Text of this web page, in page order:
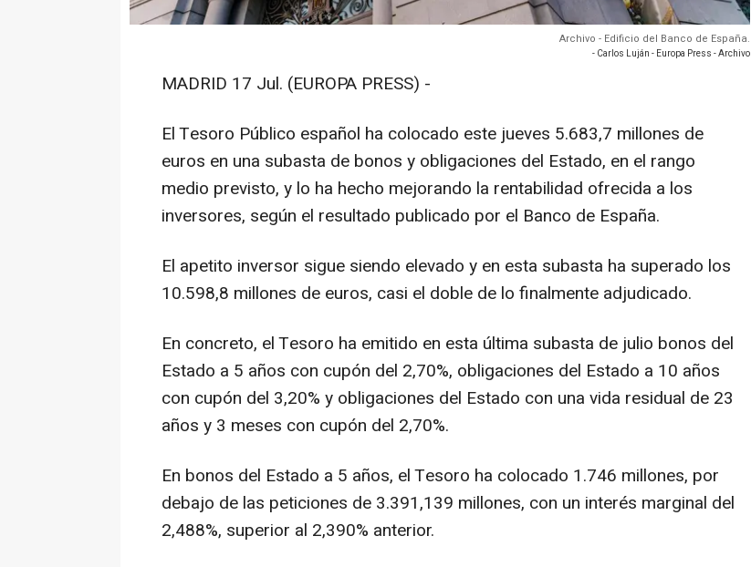
Archivo - Edificio del Banco de España.
- Carlos Luján - Europa Press - Archivo
MADRID 17 Jul. (EUROPA PRESS) -
El Tesoro Público español ha colocado este jueves 5.683,7 millones de
euros en una subasta de bonos y obligaciones del Estado, en el rango
medio previsto, y lo ha hecho mejorando la rentabilidad ofrecida a los
inversores, según el resultado publicado por el Banco de España.
El apetito inversor sigue siendo elevado y en esta subasta ha superado los
10.598,8 millones de euros, casi el doble de lo finalmente adjudicado.
En concreto, el Tesoro ha emitido en esta última subasta de julio bonos del
Estado a 5 años con cupón del 2,70%, obligaciones del Estado a 10 años
con cupón del 3,20% y obligaciones del Estado con una vida residual de 23
años y 3 meses con cupón del 2,70%.
En bonos del Estado a 5 años, el Tesoro ha colocado 1.746 millones, por
debajo de las peticiones de 3.391,139 millones, con un interés marginal del
2,488%, superior al 2,390% anterior.